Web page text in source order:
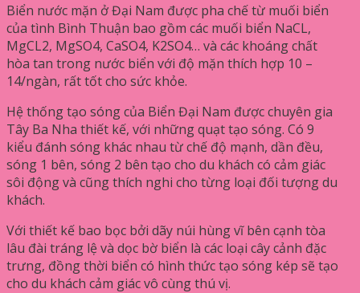
Biển nước mặn ở Đại Nam được pha chế từ muối biển
của tình Bình Thuận bao gồm các muối biển NaCL,
MgCL2, MgSO4, CaSO4, K2SO4… và các khoáng chất
hòa tan trong nước biển với độ mặn thích hợp 10 –
14/ngàn, rất tốt cho sức khỏe.
Hệ thống tạo sóng của Biển Đại Nam được chuyên gia
Tây Ba Nha thiết kế, với những quạt tạo sóng. Có 9
kiểu đánh sóng khác nhau từ chế độ mạnh, dần đều,
sóng 1 bên, sóng 2 bên tạo cho du khách có cảm giác
sôi động và cũng thích nghi cho từng loại đối tượng du
khách.
Với thiết kế bao bọc bởi dãy núi hùng vĩ bên cạnh tòa
lâu đài tráng lệ và dọc bờ biển là các loại cây cảnh đặc
trưng, đồng thời biển có hình thức tạo sóng kép sẽ tạo
cho du khách cảm giác vô cùng thú vị.